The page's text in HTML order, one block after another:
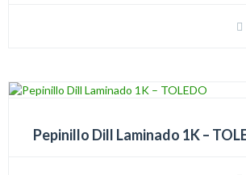
Pepinillo Dill Laminado 1K –